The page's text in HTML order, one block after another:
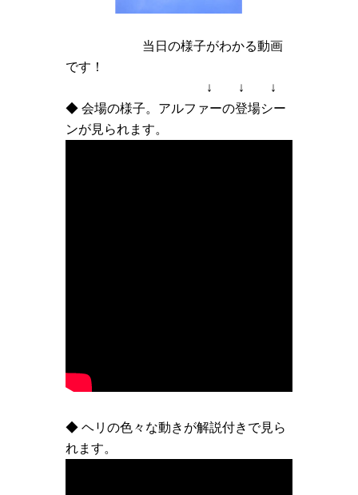
当日の様子がわかる動画
です！
↓ ↓ ↓
◆ 会場の様子。アルファーの登場シー
ンが見られます。
◆ ヘリの色々な動きが解説付きで見ら
れます。